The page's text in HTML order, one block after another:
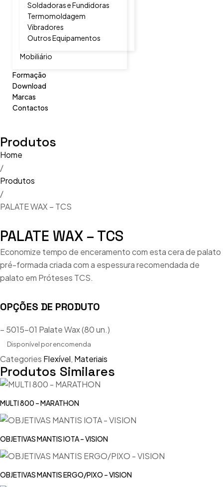
Soldadoras e Fundidoras
Termomoldagem
Vibradores
Outros Equipamentos
Mobiliário
Formação
Download
Marcas
Contactos
Produtos
Home
/
Produtos
/
PALATE WAX – TCS
PALATE WAX – TCS
Economize tempo de enceramento com esta cera de palato
pré-formada criada com a espessura recomendada de
palato em Próteses TCS.
OPÇÕES DE PRODUTO
– 5015-01 Palate Wax (80 un.)
Disponível por encomenda
Categories Flexível, Materiais
Produtos Similares
MULTI 800 – MARATHON
OBJETIVAS MANTIS IOTA – VISION
OBJETIVAS MANTIS ERGO/PIXO – VISION